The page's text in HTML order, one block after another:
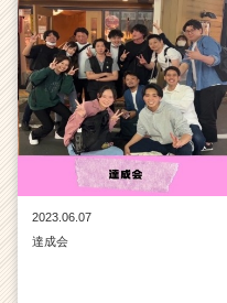
2023.06.07
達成会